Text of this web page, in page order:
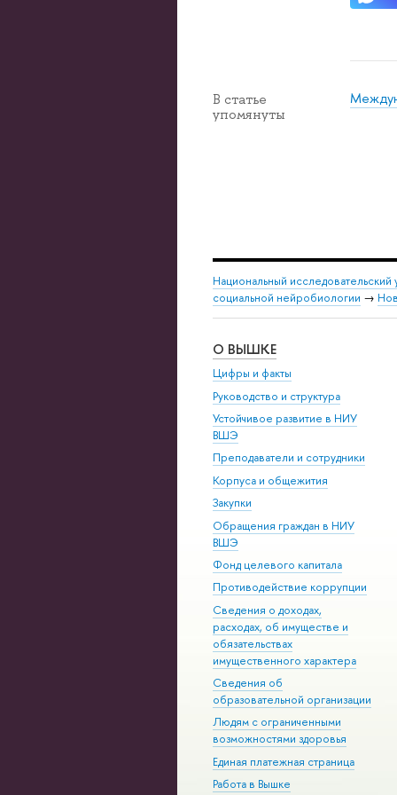
В статье
упомянуты
Национальный
социальной нейробиологии →
О ВЫШКЕ
Цифры и факты
Руководство и структура
Устойчивое развитие в НИУ
ВШЭ
Преподаватели и сотрудники
Корпуса и общежития
Закупки
Обращения граждан в НИУ
ВШЭ
Фонд целевого капитала
Противодействие коррупции
Сведения о доходах,
расходах, об имуществе и
обязательствах
имущественного характера
Сведения об
образовательной организации
Людям с ограниченными
возможностями здоровья
Единая платежная страница
Работа в Вышке